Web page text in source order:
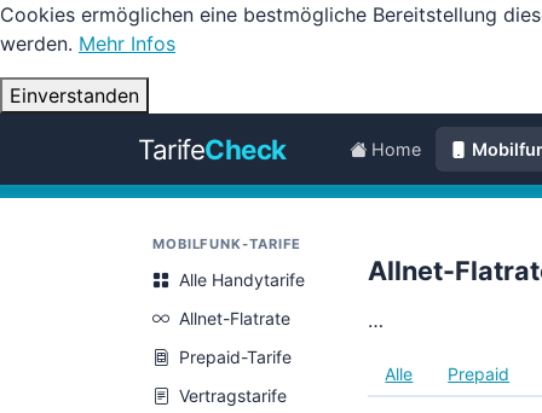
Cookies ermöglichen eine bestmögliche Bereitstellung
werden. Mehr Infos
Einverstanden
TarifeCheck Home
MOBILFUNK-TARIFE
Alle Handytarife
Allnet-Flatrate
Prepaid-Tarife
Vertragstarife
Allnet-
…
Alle Prepaid